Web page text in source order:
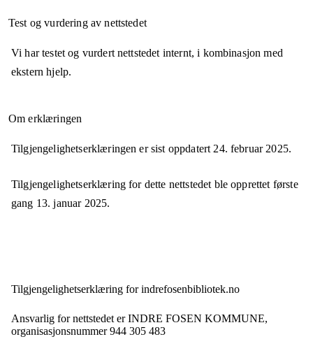
Test og vurdering av nettstedet
Vi har testet og vurdert nettstedet internt, i kombinasjon med
ekstern hjelp.
Om erklæringen
Tilgjengelighetserklæringen er sist oppdatert24. februar 2025.
Tilgjengelighetserklæring for dette nettstedet ble opprettet første
gang 13. januar 2025.
Tilgjengelighets­erklæring forindrefosenbibliotek.no
Ansvarlig for nettstedet erINDRE FOSEN KOMMUNE,
organisasjonsnummer 944 305 483